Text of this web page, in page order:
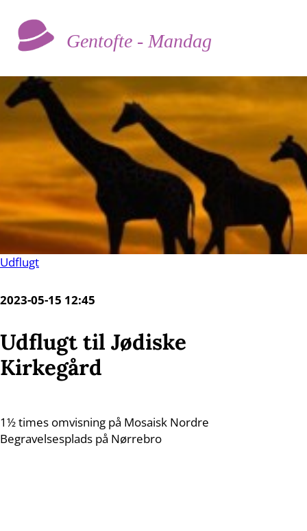
Gentofte - Mandag
Udflugt
2023-05-15 12:45
Udflugt til Jødiske
Kirkegård
1½ times omvisning på Mosaisk Nordre
Begravelsesplads på Nørrebro